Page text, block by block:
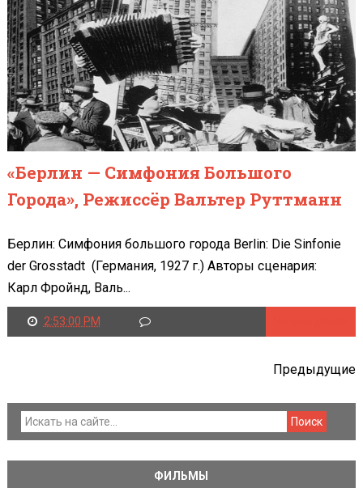
«Берлин — Симфония Большого
Города», Режиссёр Вальтер Руттманн
Берлин: Симфония большого города Berlin: Die Sinfonie
der Grosstadt (Германия, 1927 г.) Авторы сценария:
Карл Фройнд, Валь...
2:53:00 PM
Предыдущие
ФИЛЬМЫ